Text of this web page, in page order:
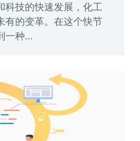
科技的快速发展，化工
有的变革。在这个快节
一种…